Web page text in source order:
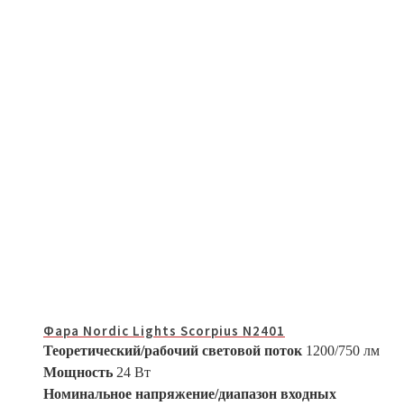
Фара Nordic Lights Scorpius N2401
Теоретический/рабочий световой поток 1200/750 лм
Мощность 24 Вт
Номинальное напряжение/диапазон входных